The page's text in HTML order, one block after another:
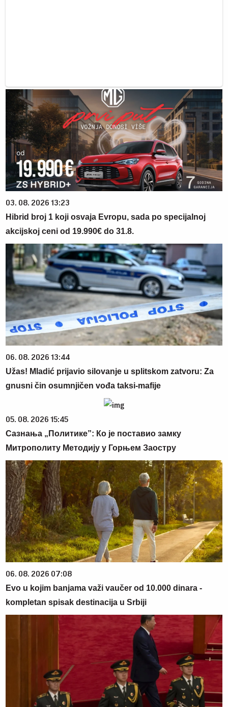
03. 08. 2026 13:23
Hibrid broj 1 koji osvaja Evropu, sada po specijalnoj
akcijskoj ceni od 19.990€ do 31.8.
06. 08. 2026 13:44
Užas! Mladić prijavio silovanje u splitskom zatvoru: Za
gnusni čin osumnjičen vođa taksi-mafije
05. 08. 2026 15:45
Сазнања „Политике”: Ко је поставио замку
Митрополиту Методију у Горњем Заостру
06. 08. 2026 07:08
Evo u kojim banjama važi vaučer od 10.000 dinara -
kompletan spisak destinacija u Srbiji